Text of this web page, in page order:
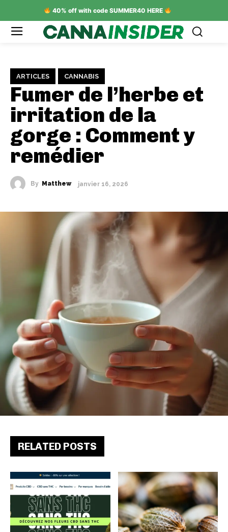
40% off with code SUMMER40 HERE
ARTICLES CANNABIS
Fumer de l’herbe et
irritation de la
gorge : Comment y
remédier
By Matthew janvier 16, 2026
RELATED POSTS